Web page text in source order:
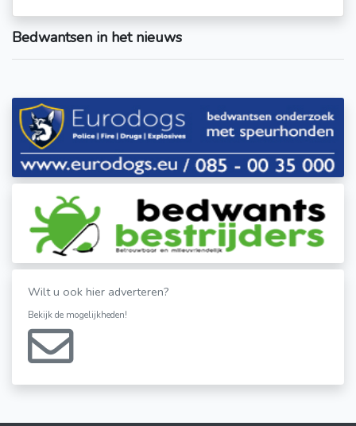
Bedwantsen in het nieuws
Wilt u ook hier adverteren?
Bekijk de mogelijkheden!